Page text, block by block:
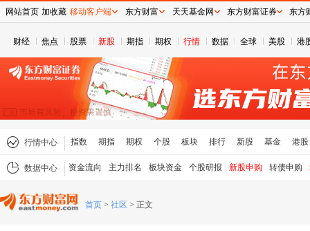
财经 焦点 股票 新股 期指 期权 行情 数据 全球 美股 港
行情中心 指数 期指 期权 个股 板块 排行 新股 基金 港股
数据中心 资金流向 主力排名 板块资金 个股研报 新股申购 转债申购
首页 > 社区 > 正文
网站首页 加收藏 移动客户端 东方财富 天天基金网 东方财富证券 东方